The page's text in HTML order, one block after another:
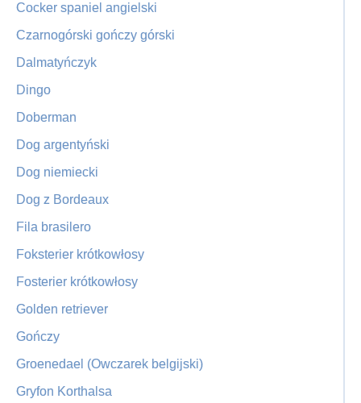
Cocker spaniel angielski
Czarnogórski gończy górski
Dalmatyńczyk
Dingo
Doberman
Dog argentyński
Dog niemiecki
Dog z Bordeaux
Fila brasilero
Foksterier krótkowłosy
Fosterier krótkowłosy
Golden retriever
Gończy
Groenedael (Owczarek belgijski)
Gryfon Korthalsa